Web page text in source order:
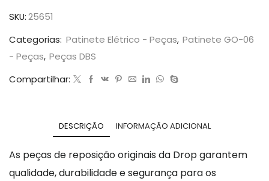
SKU:25651
Categorias: Patinete Elétrico - Peças, Patinete GO-06
- Peças, Peças DBS
Compartilhar:
DESCRIÇÃO INFORMAÇÃO ADICIONAL
As peças de reposição originais da Drop garantem
qualidade, durabilidade e segurança para os